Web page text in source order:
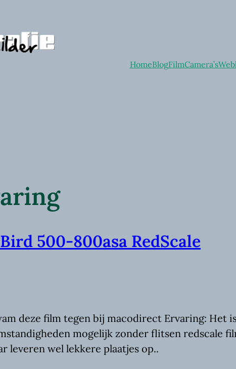
HomeBlogFilmCamera’s
500-800asa RedScale
deze film tegen bij macodirect Ervaring: Het
mogelijk zonder flitsen redscale
leveren wel lekkere plaatjes op..